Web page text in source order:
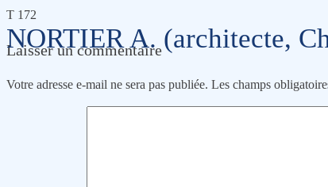
NORTIER A. (architecte,
T 172
Laisser un commentaire
Votre adresse e-mail ne sera pas publiée. Les champs